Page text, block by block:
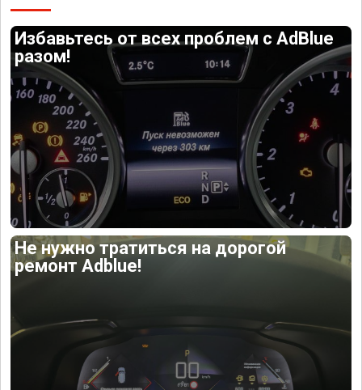
Избавьтесь от всех проблем с AdBlue
разом!
Не нужно тратиться на дорогой
ремонт Adblue!